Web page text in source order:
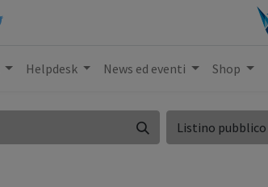
Helpdesk News ed eventi Shop
Listino pubblico